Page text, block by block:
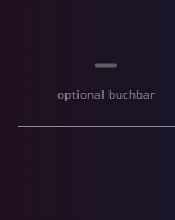
optional buchbar